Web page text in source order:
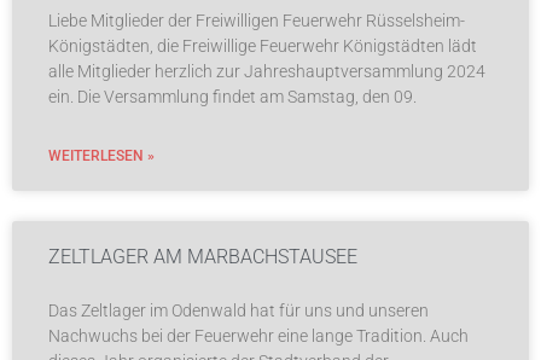
Liebe Mitglieder der Freiwilligen Feuerwehr Rüsselsheim-
Königstädten, die Freiwillige Feuerwehr Königstädten lädt
alle Mitglieder herzlich zur Jahreshauptversammlung 2024
ein. Die Versammlung findet am Samstag, den 09.
WEITERLESEN »
ZELTLAGER AM MARBACHSTAUSEE
Das Zeltlager im Odenwald hat für uns und unseren
Nachwuchs bei der Feuerwehr eine lange Tradition. Auch